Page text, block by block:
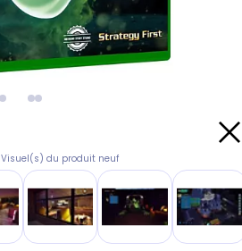
Visuel(s) du produit neuf